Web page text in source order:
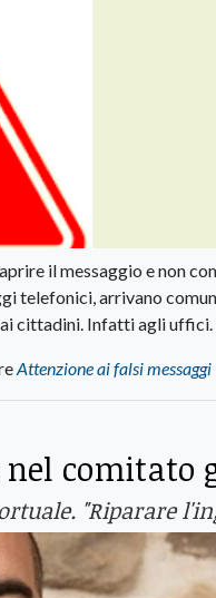
il messaggio e non
telefonici, arrivano
cittadini. Infatti agli uffici.
Attenzione ai falsi
comitato
"Riparare